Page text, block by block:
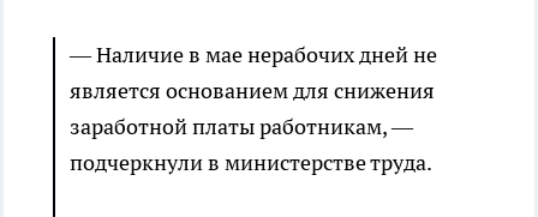
— Наличие в мае нерабочих дней не
является основанием для снижения
заработной платы работникам, —
подчеркнули в министерстве труда.